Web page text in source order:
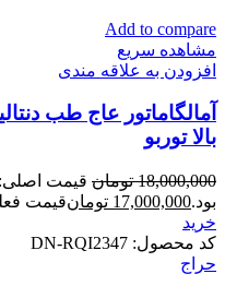
Add to compare
مشاهده سریع
افزودن به علاقه مندی
آمالگاماتور عاج طب
بالا توربو
18,000,000 تومان
بود.17,000,000 تومانقیمت فعلی:
خرید
کد محصول: DN-RQI2347
حراج